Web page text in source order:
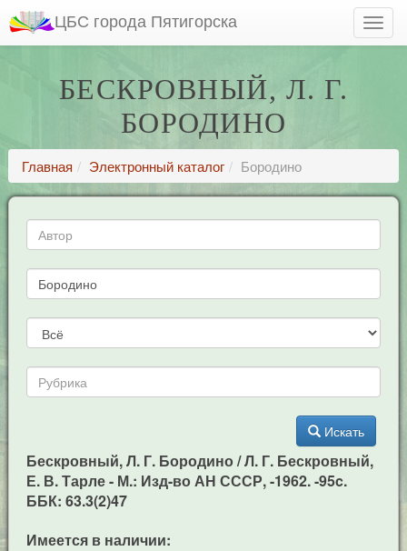
ЦБС города Пятигорска
БЕСКРОВНЫЙ, Л. Г.
БОРОДИНО
Главная Электронный каталог Бородино
Искать
Бескровный, Л. Г. Бородино / Л. Г. Бескровный,
Е. В. Тарле - М.: Изд-во АН СССР, -1962. -95c.
ББК: 63.3(2)47
Имеется в наличии: